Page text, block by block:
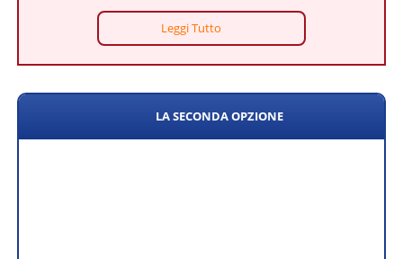
Leggi Tutto
LA SECONDA OPZIONE